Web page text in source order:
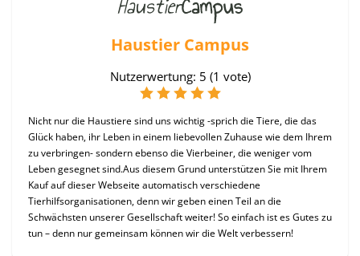
Haustier Campus
Nutzerwertung: 5 (1 vote)
Nicht nur die Haustiere sind uns wichtig -sprich die Tiere, die das
Glück haben, ihr Leben in einem liebevollen Zuhause wie dem Ihrem
zu verbringen- sondern ebenso die Vierbeiner, die weniger vom
Leben gesegnet sind.Aus diesem Grund unterstützen Sie mit Ihrem
Kauf auf dieser Webseite automatisch verschiedene
Tierhilfsorganisationen, denn wir geben einen Teil an die
Schwächsten unserer Gesellschaft weiter!So einfach ist es Gutes zu
tun – denn nur gemeinsam können wir die Welt verbessern!